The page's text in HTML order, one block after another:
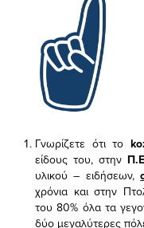
Γνωρίζετε ότι το
είδους του, στην
υλικού – ειδήσεων,
χρόνια και στην
του 80% όλα τα
δύο μεγαλύτερες